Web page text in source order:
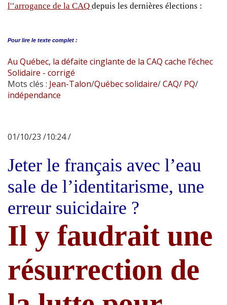
l'’arrogance de la CAQ depuis les dernières élections :
Pour lire le texte complet :
Au Québec, la défaite cinglante de la CAQ cache l’échec
Solidaire - corrigé
Mots clés : Jean-Talon/Québec solidaire/CAQ/ PQ/
indépendance
01/10/23 /10:24 /
Jeter le français avec l’eau
sale de l’identitarisme, une
erreur suicidaire ?
Il y faudrait une
résurrection de